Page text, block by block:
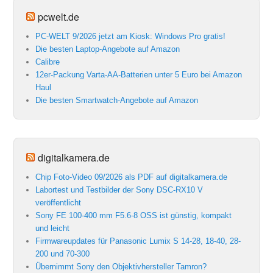
pcwelt.de
PC-WELT 9/2026 jetzt am Kiosk: Windows Pro gratis!
Die besten Laptop-Angebote auf Amazon
Calibre
12er-Packung Varta-AA-Batterien unter 5 Euro bei Amazon
Haul
Die besten Smartwatch-Angebote auf Amazon
digitalkamera.de
Chip Foto-Video 09/2026 als PDF auf digitalkamera.de
Labortest und Testbilder der Sony DSC-RX10 V
veröffentlicht
Sony FE 100-400 mm F5.6-8 OSS ist günstig, kompakt
und leicht
Firmwareupdates für Panasonic Lumix S 14-28, 18-40, 28-
200 und 70-300
Übernimmt Sony den Objektivhersteller Tamron?